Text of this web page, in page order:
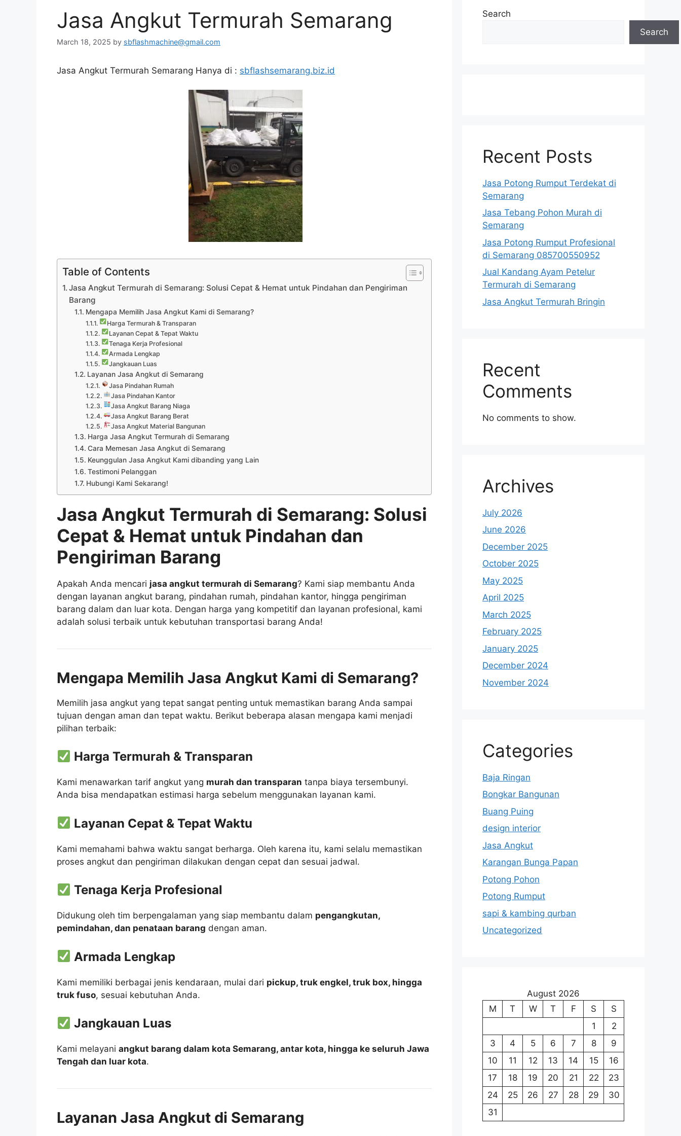
Jasa Angkut Termurah Semarang
March 18, 2025 by sbflashmachine@gmail.com
Jasa Angkut Termurah Semarang Hanya di : sbflashsemarang.biz.id
Table of Contents
Jasa Angkut Termurah di Semarang: Solusi Cepat & Hemat untuk Pindahan dan Pengiriman
Barang
Mengapa Memilih Jasa Angkut Kami di Semarang?
Harga Termurah & Transparan
Layanan Cepat & Tepat Waktu
Tenaga Kerja Profesional
Armada Lengkap
Jangkauan Luas
Layanan Jasa Angkut di Semarang
Jasa Pindahan Rumah
Jasa Pindahan Kantor
Jasa Angkut Barang Niaga
Jasa Angkut Barang Berat
Jasa Angkut Material Bangunan
Harga Jasa Angkut Termurah di Semarang
Cara Memesan Jasa Angkut di Semarang
Keunggulan Jasa Angkut Kami dibanding yang Lain
Testimoni Pelanggan
Hubungi Kami Sekarang!
Jasa Angkut Termurah di Semarang: Solusi
Cepat & Hemat untuk Pindahan dan
Pengiriman Barang
Apakah Anda mencari jasa angkut termurah di Semarang? Kami siap membantu Anda
dengan layanan angkut barang, pindahan rumah, pindahan kantor, hingga pengiriman
barang dalam dan luar kota. Dengan harga yang kompetitif dan layanan profesional, kami
adalah solusi terbaik untuk kebutuhan transportasi barang Anda!
Mengapa Memilih Jasa Angkut Kami di Semarang?
Memilih jasa angkut yang tepat sangat penting untuk memastikan barang Anda sampai
tujuan dengan aman dan tepat waktu. Berikut beberapa alasan mengapa kami menjadi
pilihan terbaik:
Harga Termurah & Transparan
Kami menawarkan tarif angkut yang murah dan transparan tanpa biaya tersembunyi.
Anda bisa mendapatkan estimasi harga sebelum menggunakan layanan kami.
Layanan Cepat & Tepat Waktu
Kami memahami bahwa waktu sangat berharga. Oleh karena itu, kami selalu memastikan
proses angkut dan pengiriman dilakukan dengan cepat dan sesuai jadwal.
Tenaga Kerja Profesional
Didukung oleh tim berpengalaman yang siap membantu dalam pengangkutan,
pemindahan, dan penataan barang dengan aman.
Armada Lengkap
Kami memiliki berbagai jenis kendaraan, mulai dari pickup, truk engkel, truk box, hingga
truk fuso, sesuai kebutuhan Anda.
Jangkauan Luas
Kami melayani angkut barang dalam kota Semarang, antar kota, hingga ke seluruh Jawa
Tengah dan luar kota.
Layanan Jasa Angkut di Semarang
Search
Search
Recent Posts
Jasa Potong Rumput Terdekat di
Semarang
Jasa Tebang Pohon Murah di
Semarang
Jasa Potong Rumput Profesional
di Semarang 085700550952
Jual Kandang Ayam Petelur
Termurah di Semarang
Jasa Angkut Termurah Bringin
Recent
Comments
No comments to show.
Archives
July 2026
June 2026
December 2025
October 2025
May 2025
April 2025
March 2025
February 2025
January 2025
December 2024
November 2024
Categories
Baja Ringan
Bongkar Bangunan
Buang Puing
design interior
Jasa Angkut
Karangan Bunga Papan
Potong Pohon
Potong Rumput
sapi & kambing qurban
Uncategorized
August 2026
M
T W T F S
S
1
2
3
4 5 6 7 8
9
10
11 12 13 14 15
16
17
18 19 20 21 22
23
24
25 26 27 28 29
30
31